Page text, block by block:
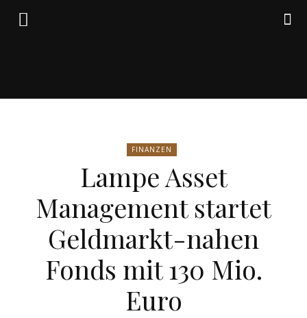
Friedrich
von
Weik
FINANZEN
Lampe Asset
Management startet
Geldmarkt-nahen
Fonds mit 130 Mio.
Euro